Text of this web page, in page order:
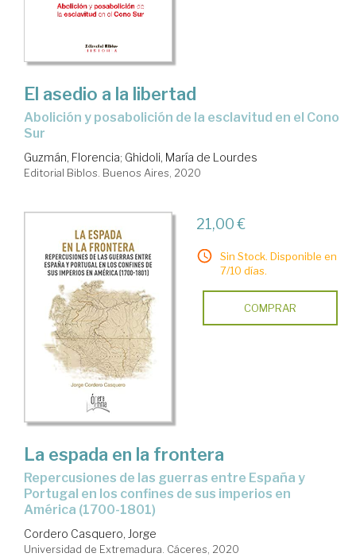
colonial.
Administración.
Gobierno
El asedio a la libertad
abolición y posabolición de la esclavitud en el Cono
Sur
Guzmán, Florencia; Ghidoli, María de Lourdes
Editorial Biblos. Buenos Aires, 2020
21,00 €
Sin Stock. Disponible en
7/10 días.
COMPRAR
La espada en la frontera
repercusiones de las guerras entre España y
Portugal en los confines de sus imperios en
América (1700-1801)
Cordero Casquero, Jorge
Universidad de Extremadura. Cáceres, 2020